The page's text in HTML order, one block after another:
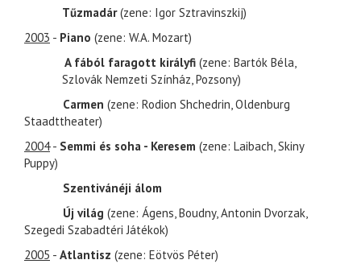
Tűzmadár(zene: Igor Sztravinszkij)
2003 - Piano (zene: W.A. Mozart)
A fából faragott királyfi (zene: Bartók Béla,
Szlovák Nemzeti Színház, Pozsony)
Carmen (zene: Rodion Shchedrin, Oldenburg
Staadttheater)
2004- Semmi és soha - Keresem (zene: Laibach, Skiny
Puppy)
Szentivánéji álom
Új világ (zene: Ágens, Boudny, Antonin Dvorzak,
Szegedi Szabadtéri Játékok)
2005 - Atlantisz (zene: Eötvös Péter)